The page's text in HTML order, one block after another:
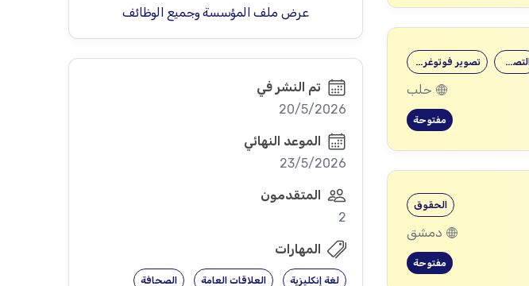
تصوير فوتوغرافي التصوير
حلب
مفتوحة
الحقوق
دمشق
مفتوحة
عرض ملف المؤسسة وجميع الوظائف
تم النشر في
20/5/2026
الموعد النهائي
23/5/2026
المتقدمون
2
المهارات
لغة إنكليزية العلاقات العامة الصحافة